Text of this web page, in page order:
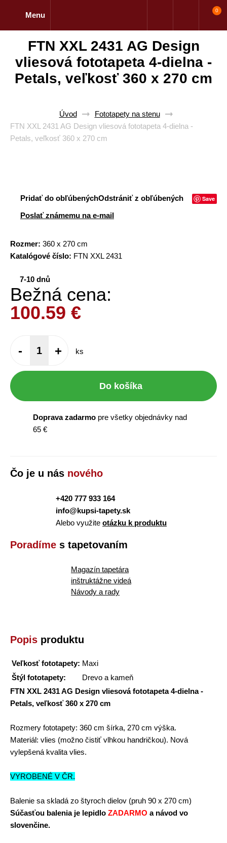
Menu
0
FTN XXL 2431 AG Design
vliesová fototapeta 4-dielna -
Petals, veľkosť 360 x 270 cm
Úvod
Fototapety na stenu
FTN XXL 2431 AG Design vliesová fototapeta 4-dielna -
Petals, veľkosť 360 x 270 cm
Pridať do obľúbenýchOdstrániť z obľúbených Save
Poslať známemu na e-mail
Rozmer: 360 x 270 cm
Katalógové číslo: FTN XXL 2431
7-10 dnů
Bežná cena:
100.59 €
- + ks
Do košíka
Doprava zadarmo pre všetky objednávky nad
65 €
Čo je u nás nového
+420 777 933 164
info@kupsi-tapety.sk
Alebo využite otázku k produktu
Poradíme s tapetovaním
Magazín tapetára
inštruktážne videá
Návody a rady
Popis produktu
Veľkosť fototapety: Maxi
Štýl fototapety:
Drevo a kameň
FTN XXL 2431 AG Design vliesová fototapeta 4-dielna -
Petals, veľkosť 360 x 270 cm
Rozmery fototapety: 360 cm šírka, 270 cm výška.
Materiál: vlies (možno čistiť vlhkou handričkou). Nová
vylepšená kvalita vlies.
VYROBENÉ V ČR.
Balenie sa skladá zo štyroch dielov (pruh 90 x 270 cm)
Súčasťou balenia je lepidlo ZADARMO a návod vo
slovenčine.